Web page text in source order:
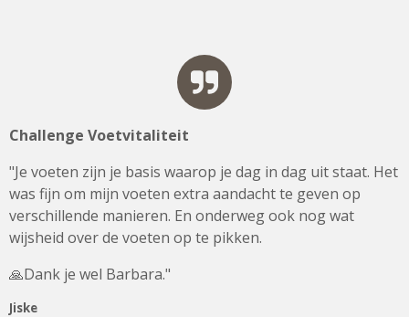
Challenge Voetvitaliteit
"Je voeten zijn je basis waarop je dag in dag uit staat. Het
was fijn om mijn voeten extra aandacht te geven op
verschillende manieren. En onderweg ook nog wat
wijsheid over de voeten op te pikken.
🙏Dank je wel Barbara."
Jiske